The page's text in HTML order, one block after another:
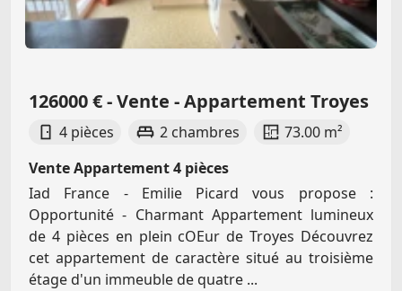
126000 € - Vente - Appartement Troyes
4 pièces 2 chambres
73.00 m²
Vente Appartement 4 pièces
Iad France - Emilie Picard vous propose :
Opportunité - Charmant Appartement lumineux
de 4 pièces en plein cOEur de Troyes Découvrez
cet appartement de caractère situé au troisième
étage d'un immeuble de quatre ...